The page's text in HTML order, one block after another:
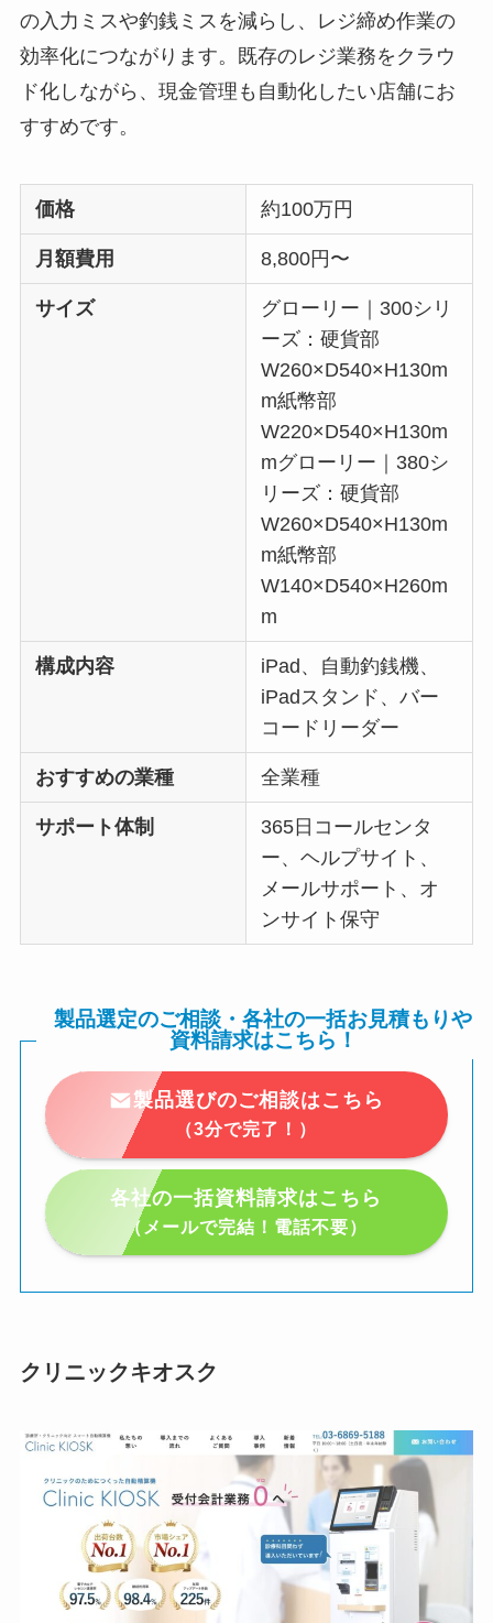
の入力ミスや釣銭ミスを減らし、レジ締め作業の
効率化につながります。既存のレジ業務をクラウ
ド化しながら、現金管理も自動化したい店舗にお
すすめです。
価格 約100万円
月額費用 8,800円〜
サイズ
グローリー｜300シリ
ーズ：硬貨部
W260×D540×H130m
m紙幣部
W220×D540×H130m
mグローリー｜380シ
リーズ：硬貨部
W260×D540×H130m
m紙幣部
W140×D540×H260m
m
構成内容
iPad、自動釣銭機、
iPadスタンド、バー
コードリーダー
おすすめの業種 全業種
サポート体制
365日コールセンタ
ー、ヘルプサイト、
メールサポート、オ
ンサイト保守
製品選定のご相談・各社の一括お見積もりや
資料請求はこちら！
製品選びのご相談はこちら
（3分で完了！）
各社の一括資料請求はこちら
（メールで完結！電話不要）
クリニックキオスク